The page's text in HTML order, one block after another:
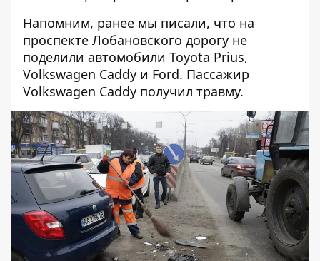
Напомним, ранее мы писали, что на
проспекте Лобановского дорогу не
поделили автомобили Toyota Prius,
Volkswagen Caddy и Ford. Пассажир
Volkswagen Caddy получил травму.